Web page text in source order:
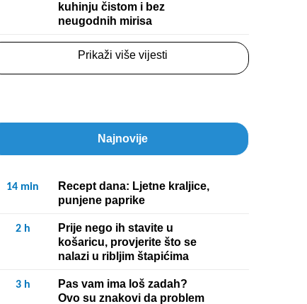
kuhinju čistom i bez
neugodnih mirisa
Prikaži više vijesti
Najnovije
14 min
Recept dana: Ljetne kraljice,
punjene paprike
2 h
Prije nego ih stavite u
košaricu, provjerite što se
nalazi u ribljim štapićima
3 h
Pas vam ima loš zadah?
Ovo su znakovi da problem